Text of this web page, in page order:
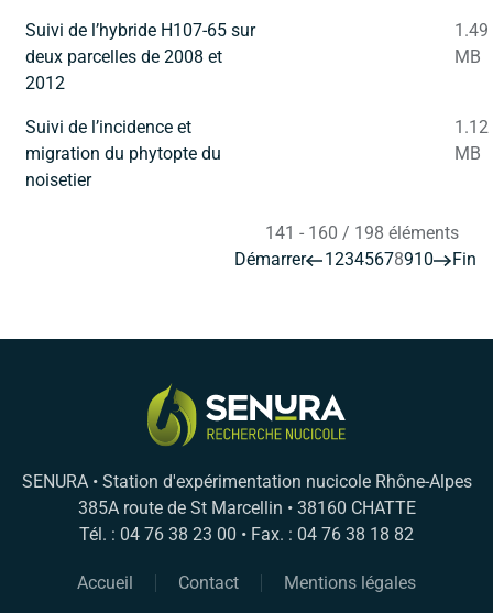
Suivi de l’hybride H107-65 sur
deux parcelles de 2008 et
2012
1.49
MB
Suivi de l’incidence et
migration du phytopte du
noisetier
1.12
MB
141 - 160 / 198 éléments
Démarrer
12345678910 Fin
SENURA • Station d'expérimentation nucicole Rhône-Alpes
385A route de St Marcellin • 38160 CHATTE
Tél. : 04 76 38 23 00 • Fax. : 04 76 38 18 82
Accueil Contact Mentions légales